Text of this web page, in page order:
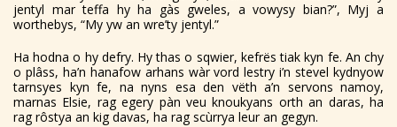
jentyl mar teffa hy ha gàs gweles, a vowysy bian?”, Myj a
worthebys, “My yw an wre’ty jentyl.”
Ha hodna o hy defry. Hy thas o sqwier, kefrës tiak kyn fe. An chy
o plâss, ha’n hanafow arhans wàr vord lestry i’n stevel kydnyow
tarnsyes kyn fe, na nyns esa den vëth a’n servons namoy,
marnas Elsie, rag egery pàn veu knoukyans orth an daras, ha
rag rôstya an kig davas, ha rag scùrrya leur an gegyn.